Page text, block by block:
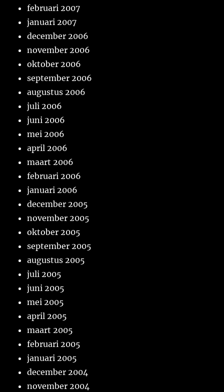
februari 2007
januari 2007
december 2006
november 2006
oktober 2006
september 2006
augustus 2006
juli 2006
juni 2006
mei 2006
april 2006
maart 2006
februari 2006
januari 2006
december 2005
november 2005
oktober 2005
september 2005
augustus 2005
juli 2005
juni 2005
mei 2005
april 2005
maart 2005
februari 2005
januari 2005
december 2004
november 2004